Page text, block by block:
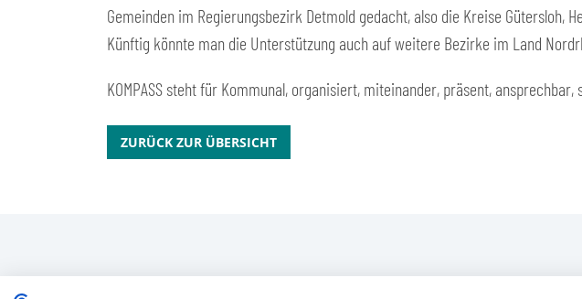
Gemeinden im Regierungsbezirk Detmold gedacht, also die Kreise Gütersloh,
Künftig könnte man die Unterstützung auch auf weitere Bezirke im Land
KOMPASS steht für Kommunal, organisiert, miteinander, präsent,
ZURÜCK ZUR ÜBERSICHT